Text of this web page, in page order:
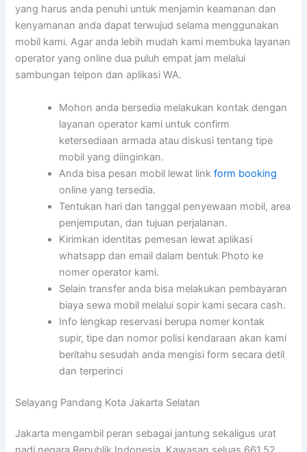
yang harus anda penuhi untuk menjamin keamanan dan
kenyamanan anda dapat terwujud selama menggunakan
mobil kami. Agar anda lebih mudah kami membuka layanan
operator yang online dua puluh empat jam melalui
sambungan telpon dan aplikasi WA.
Mohon anda bersedia melakukan kontak dengan
layanan operator kami untuk confirm
ketersediaan armada atau diskusi tentang tipe
mobil yang diinginkan.
Anda bisa pesan mobil lewat linkform booking
online yang tersedia.
Tentukan hari dan tanggal penyewaan mobil, area
penjemputan, dan tujuan perjalanan.
Kirimkan identitas pemesan lewat aplikasi
whatsapp dan email dalam bentuk Photo ke
nomer operator kami.
Selain transfer anda bisa melakukan pembayaran
biaya sewa mobil melalui sopir kami secara cash.
Info lengkap reservasi berupa nomer kontak
supir, tipe dan nomor polisi kendaraan akan kami
beritahu sesudah anda mengisi form secara detil
dan terperinci
Selayang Pandang Kota Jakarta Selatan
Jakarta mengambil peran sebagai jantung sekaligus urat